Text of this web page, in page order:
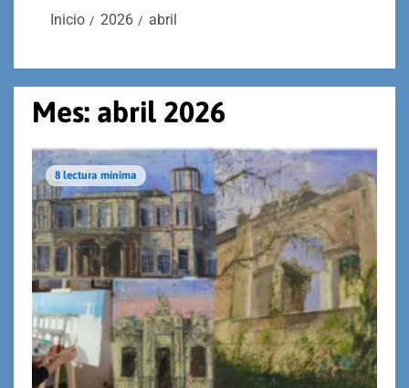
Inicio 2026 abril
Mes: abril 2026
8 lectura mínima